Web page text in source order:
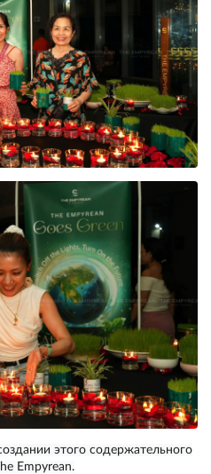
этого содержательного
Empyrean.